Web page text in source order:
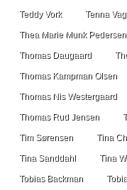
Teddy Vork Tenna
Thea Marie Munk Pedersen
Thomas Daugaard
Thomas Kampman Olsen
Thomas Nis Westergaard
Thomas Rud Jensen
Tim Sørensen Tina
Tina Sanddahl Tina
Tobias Backman